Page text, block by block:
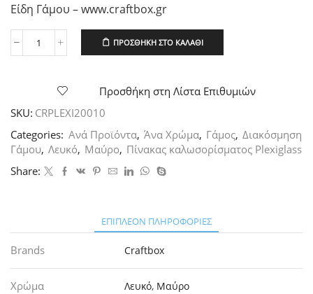
Είδη Γάμου – www.craftbox.gr
Πίνακας
50x70εκ,
ποσότητα
ΠΡΟΣΘΉΚΗ ΣΤΟ ΚΑΛΆΘΙ
Προσθήκη στη Λίστα Επιθυμιών
SKU: CRPLEXI20010
Categories: Ανά Προϊόντα, Άνα Χρώμα, Γάμος, Διακόσμηση
Γάμου, Λευκό, Μαύρο, Πίνακας καλωσορίσματος Plexiglass
Share:
ΕΠΙΠΛΈΟΝ ΠΛΗΡΟΦΟΡΊΕΣ
Brands Craftbox
Χρώμα Λευκό, Μαύρο